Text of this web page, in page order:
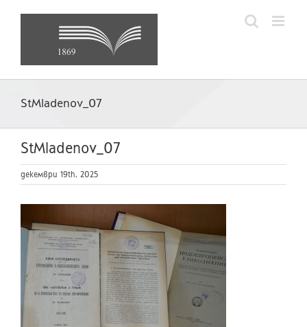
StMladenov_07
StMladenov_07
декември 19th, 2025